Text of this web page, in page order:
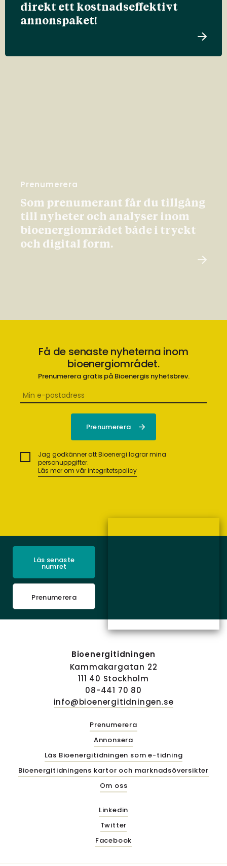
direkt ett kostnadseffektivt
annonspaket!
Prenumerera
Som prenumerant får du tillgång
till nyheter och analyser inom
bioenergiområdet både i tryckt
och digital form.
Få de senaste nyheterna inom
bioenergiområdet.
Prenumerera gratis på Bioenergis nyhetsbrev.
Jag godkänner att Bioenergi lagrar mina
personuppgifter.
Läs mer om vår integritetspolicy
Läs senaste
numret
Prenumerera
Bioenergitidningen
Kammakargatan 22
111 40 Stockholm
08-441 70 80
info@bioenergitidningen.se
Prenumerera
Annonsera
Läs Bioenergitidningen som e-tidning
Bioenergitidningens kartor och marknadsöversikter
Om oss
Linkedin
Twitter
Facebook